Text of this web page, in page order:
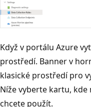
Když v portálu Azure
prostředí. Banner v
klasické prostředí pro
Níže vyberte kartu,
chcete použít.